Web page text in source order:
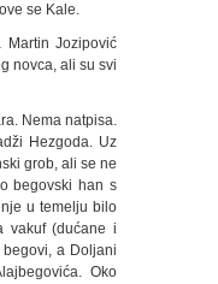
se Kale.
Jozipović
novca, ali su svi
Nema natpisa.
Hezgoda. Uz
grob, ali se ne
begovski han s
u temelju bilo
vakuf (dućane i
a Doljani
Oko